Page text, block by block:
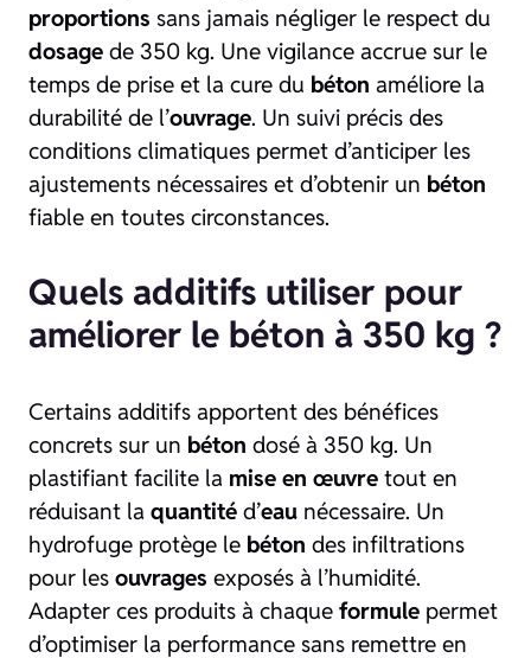
proportions sans jamais négliger le respect du
dosage de 350 kg. Une vigilance accrue sur le
temps de prise et la cure du béton améliore la
durabilité de l’ouvrage. Un suivi précis des
conditions climatiques permet d’anticiper les
ajustements nécessaires et d’obtenir un béton
fiable en toutes circonstances.
Quels additifs utiliser pour
améliorer le béton à 350 kg ?
Certains additifs apportent des bénéfices
concrets sur un béton dosé à 350 kg. Un
plastifiant facilite la mise en œuvre tout en
réduisant la quantité d’eau nécessaire. Un
hydrofuge protège le béton des infiltrations
pour les ouvrages exposés à l’humidité.
Adapter ces produits à chaque formule permet
d’optimiser la performance sans remettre en